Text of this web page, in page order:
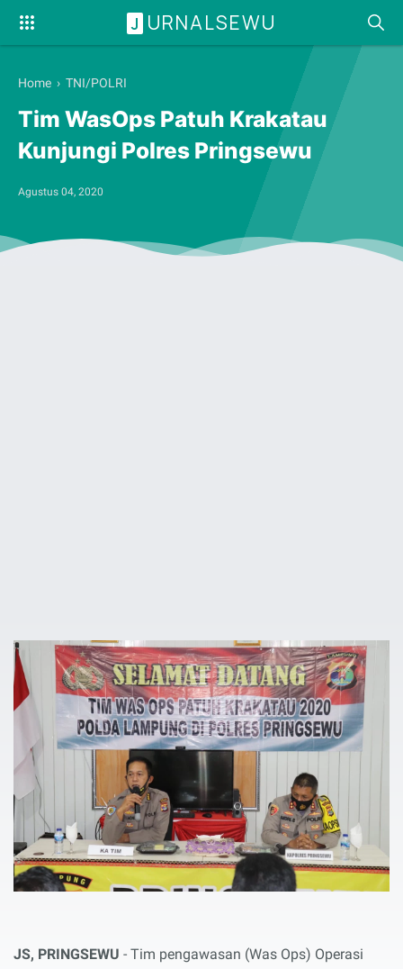
J URNALSEWU
Home › TNI/POLRI
Tim WasOps Patuh Krakatau
Kunjungi Polres Pringsewu
Agustus 04, 2020
JS, PRINGSEWU - Tim pengawasan (Was Ops) Operasi